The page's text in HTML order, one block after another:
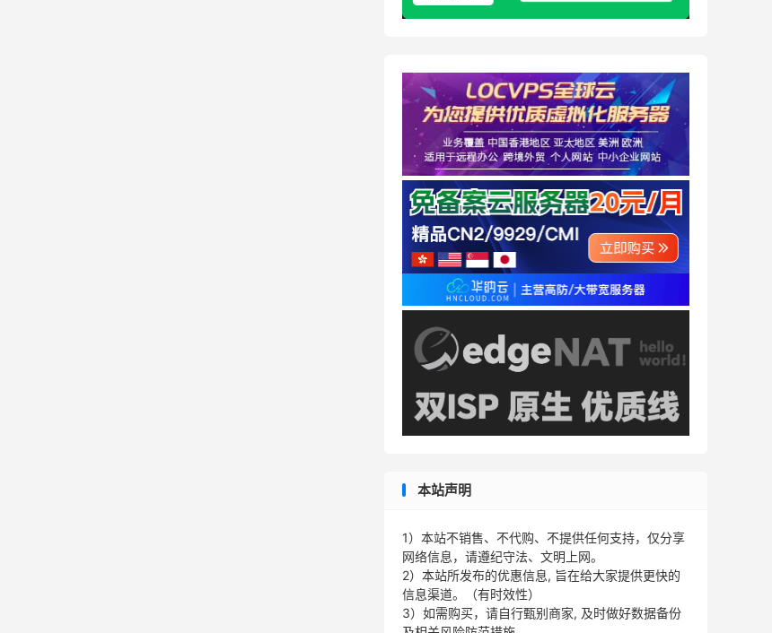
本站声明
1）本站不销售、不代购、不提供任何支持，仅分享
网络信息，请遵纪守法、文明上网。
2）本站所发布的优惠信息, 旨在给大家提供更快的
信息渠道。（有时效性）
3）如需购买，请自行甄别商家, 及时做好数据备份